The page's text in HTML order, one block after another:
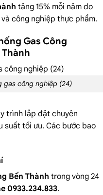
tăng 15% mỗi năm do
công nghiệp thực phẩm.
Gas Công
gas công nghiệp (24)
trình lắp đặt chuyên
suất tối ưu. Các bước bao
Bến Thành trong vòng 24
0933.234.833.